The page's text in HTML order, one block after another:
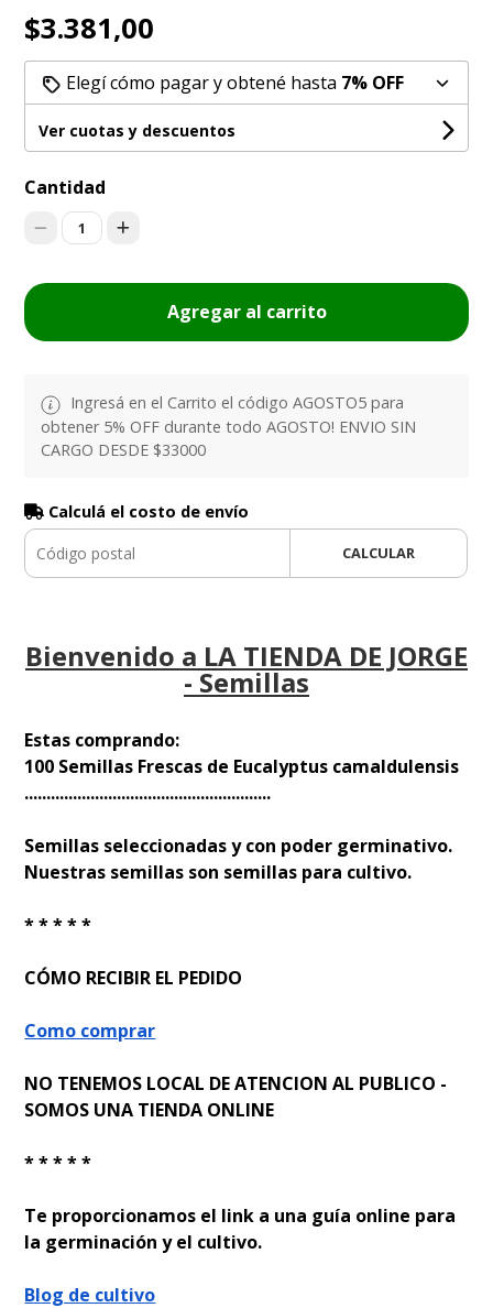
$3.381,00
Elegí cómo pagar y obtené hasta 7% OFF
Ver cuotas y descuentos
Cantidad
1
Agregar al carrito
Ingresá en el Carrito el código AGOSTO5 para
obtener 5% OFF durante todo AGOSTO! ENVIO SIN
CARGO DESDE $33000
Calculá el costo de envío
CALCULAR
Bienvenido a LA TIENDA DE JORGE
- Semillas
Estas comprando:
100 Semillas Frescas de Eucalyptus camaldulensis
........................................................
Semillas seleccionadas y con poder germinativo.
Nuestras semillas son semillas para cultivo.
* * * * *
CÓMO RECIBIR EL PEDIDO
Como comprar
NO TENEMOS LOCAL DE ATENCION AL PUBLICO -
SOMOS UNA TIENDA ONLINE
* * * * *
Te proporcionamos el link a una guía online para
la germinación y el cultivo.
Blog de cultivo